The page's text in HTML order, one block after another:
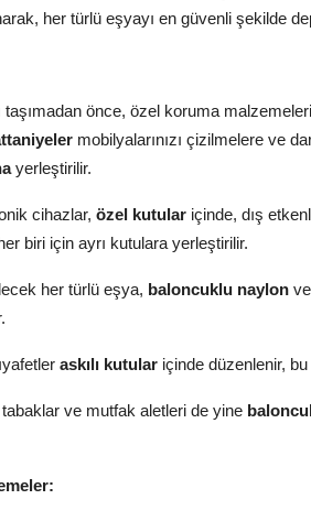
her türlü eşyayı en güvenli şekilde
taşımadan önce, özel koruma
mobilyalarınızı çizilmelere ve
yerleştirilir.
cihazlar, özel kutular içinde, dış
biri için ayrı kutulara yerleştirilir.
her türlü eşya, baloncuklu naylon ve
askılı kutular içinde düzenlenir, bu
tabaklar ve mutfak aletleri de yine